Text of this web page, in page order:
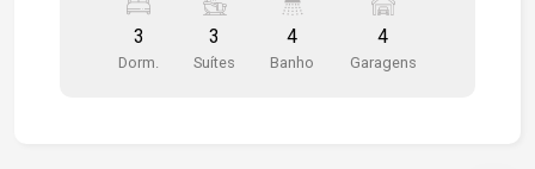
com ilha em granito, armários planejados e
iluminação em LED Área de Serviço com armários
Banheiro de Serviço 3 suítes amplas, todas com
3
Dorm.
3
Suítes
4
Banho
4
Garagens